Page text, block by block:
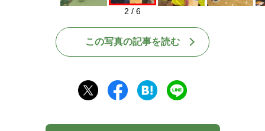
2 / 6
この写真の記事を読む